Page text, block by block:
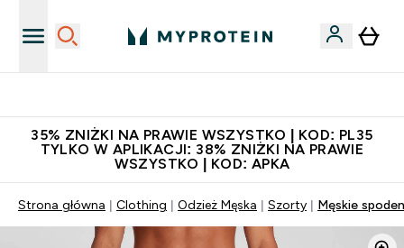
35% ZNIŻKI NA PRAWIE WSZYSTKO | KOD: PL35
TYLKO W APLIKACJI: 38% ZNIŻKI NA PRAWIE
WSZYSTKO | KOD: APKA
Strona główna Clothing Odzież Męska Szorty Męskie